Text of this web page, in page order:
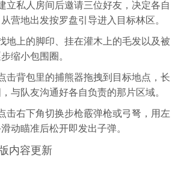
立私人房间后邀请三位好友，决定各自
营地出发按罗盘引导进入目标林区。
地上的脚印、挂在灌木上的毛发以及被
缩小包围圈。
击背包里的捕熊器拖拽到目标地点，长
与队友沟通好各自负责的那片区域。
击右下角切换步枪霰弹枪或弓弩，用左
动瞄准后松开即发出子弹。
内容更新